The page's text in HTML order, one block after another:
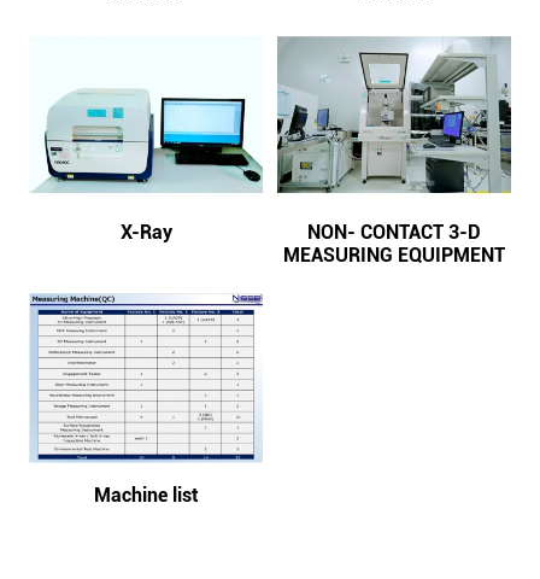
X-Ray
NON- CONTACT 3-D
MEASURING EQUIPMENT
Machine list